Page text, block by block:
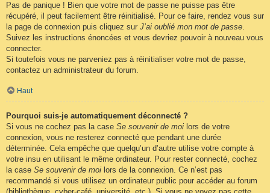
Pas de panique ! Bien que votre mot de passe ne puisse pas être
récupéré, il peut facilement être réinitialisé. Pour ce faire, rendez vous sur
la page de connexion puis cliquez sur J’ai oublié mon mot de passe.
Suivez les instructions énoncées et vous devriez pouvoir à nouveau vous
connecter.
Si toutefois vous ne parveniez pas à réinitialiser votre mot de passe,
contactez un administrateur du forum.
Haut
Pourquoi suis-je automatiquement déconnecté ?
Si vous ne cochez pas la case Se souvenir de moi lors de votre
connexion, vous ne resterez connecté que pendant une durée
déterminée. Cela empêche que quelqu’un d’autre utilise votre compte à
votre insu en utilisant le même ordinateur. Pour rester connecté, cochez
la case Se souvenir de moi lors de la connexion. Ce n’est pas
recommandé si vous utilisez un ordinateur public pour accéder au forum